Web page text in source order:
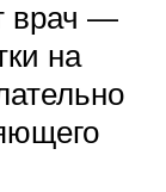
врач —
на